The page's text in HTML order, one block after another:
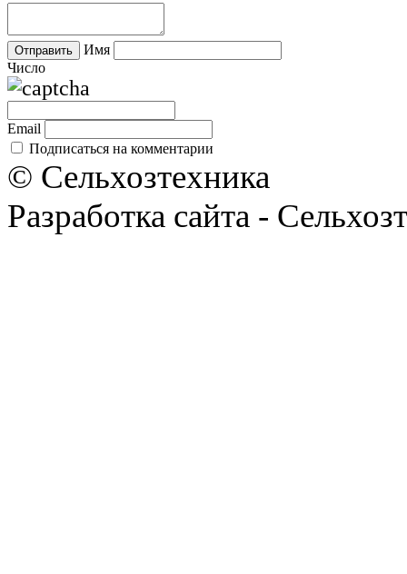
Имя
Число
Email
Подписаться на комментарии
© Сельхозтехника
Разработка сайта -